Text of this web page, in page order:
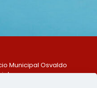
Municipal Osvaldo